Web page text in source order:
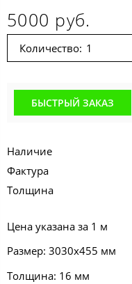
5000 руб.
Количество:
БЫСТРЫЙ ЗАКАЗ
Наличие
Фактура
Толщина
Цена указана за 1 м
Размер: 3030х455 мм
Толщина: 16 мм